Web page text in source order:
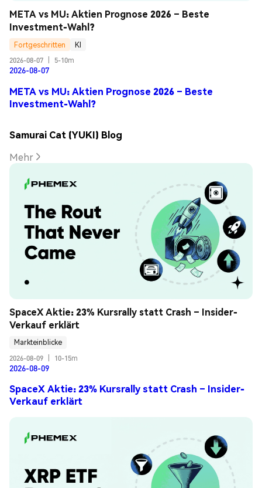
META vs MU: Aktien Prognose 2026 – Beste
Investment-Wahl?
Fortgeschritten
KI
2026-08-07
5-10m
2026-08-07
META vs MU: Aktien Prognose 2026 – Beste
Investment-Wahl?
Samurai Cat (YUKI) Blog
Mehr
SpaceX Aktie: 23% Kursrally statt Crash – Insider-
Verkauf erklärt
Markteinblicke
2026-08-09
10-15m
2026-08-09
SpaceX Aktie: 23% Kursrally statt Crash – Insider-
Verkauf erklärt